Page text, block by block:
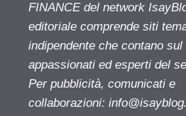
FINANCE del network
editoriale comprende siti
indipendente che contano
appassionati ed esperti del
Per pubblicità, comunicati e
collaborazioni: